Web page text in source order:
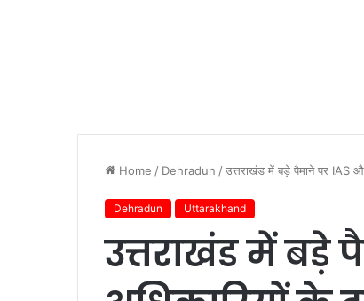
Home / Dehradun /उत्तराखंड में बड़े पैमाने पर IAS
Dehradun Uttarakhand
उत्तराखंड में बड़े